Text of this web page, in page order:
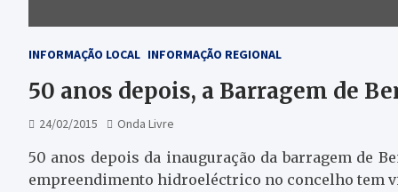
INFORMAÇÃO LOCAL INFORMAÇÃO REGIONAL
50 anos depois, a Barragem de
24/02/2015 Onda Livre
50 anos depois da inauguração da barragem de
empreendimento hidroeléctrico no concelho tem